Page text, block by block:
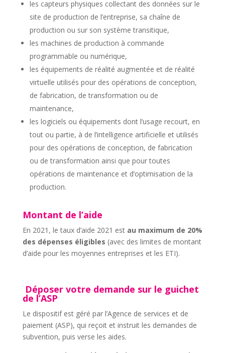
les capteurs physiques collectant des données sur le
site de production de l’entreprise, sa chaîne de
production ou sur son système transitique,
les machines de production à commande
programmable ou numérique,
les équipements de réalité augmentée et de réalité
virtuelle utilisés pour des opérations de conception,
de fabrication, de transformation ou de
maintenance,
les logiciels ou équipements dont l’usage recourt, en
tout ou partie, à de l’intelligence artificielle et utilisés
pour des opérations de conception, de fabrication
ou de transformation ainsi que pour toutes
opérations de maintenance et d’optimisation de la
production.
Montant de l’aide
En 2021, le taux d’aide 2021 est au maximum de 20%
des dépenses éligibles (avec des limites de montant
d’aide pour les moyennes entreprises et les ETI).
Déposer votre demande sur le guichet
de l’ASP
Le dispositif est géré par l’Agence de services et de
paiement (ASP), qui reçoit et instruit les demandes de
subvention, puis verse les aides.